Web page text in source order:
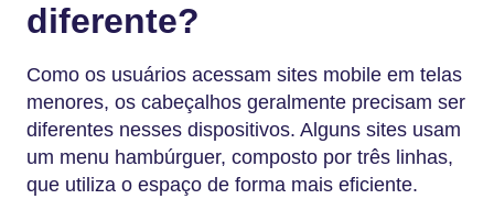
diferente?
Como os usuários acessam sites mobile em telas
menores, os cabeçalhos geralmente precisam ser
diferentes nesses dispositivos. Alguns sites usam
um menu hambúrguer, composto por três linhas,
que utiliza o espaço de forma mais eficiente.